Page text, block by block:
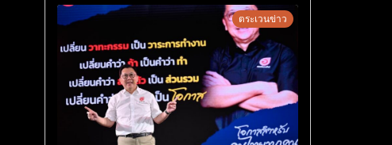
ตระเวนข่าว